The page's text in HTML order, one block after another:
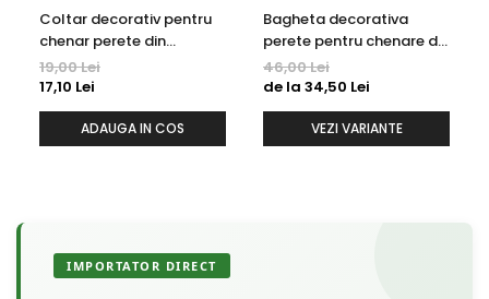
Coltar decorativ pentru
chenar perete din
poliuretan 10.7 x 10.7 cm -
HCR502-3
19,00 Lei
17,10 Lei
ADAUGA IN COS
Bagheta decorativa
perete pentru chenare din
polimer rigid 3.2 x 1.6 cm -
HCR502
46,00 Lei
de la 34,50 Lei
VEZI VARIANTE
IMPORTATOR DIRECT